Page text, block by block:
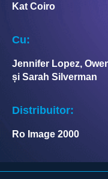
Kat Coiro
Cu:
Jennifer Lopez,
și Sarah Silverman
Distribuitor:
Ro Image 2000